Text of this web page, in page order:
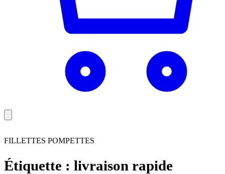
FILLETTES POMPETTES
Étiquette : livraison rapide